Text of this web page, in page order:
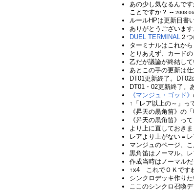
あの少し気なるんで
ことですか？ --2008-
ルールHPは更新日書
ありがとうございま
DUEL TERMINAL ２
ターミナルはこれか
とりあえず、カード
乙だが議論が終結し
あとこの手の更新は
DT01更新終了。
DT01・02更新終了。
《マンジュ・ゴッド》
↑「レア以上の～」っ
《昇天の黒角笛》の
《昇天の黒角笛》っ
より上に直しておき
レアより上がない＝
マンジュのページ、
黒角笛はノーマル。
作成当時はノーマル
↑x4 これでＯＫです
シンクロデッキ作り
ここのシンクロ召喚